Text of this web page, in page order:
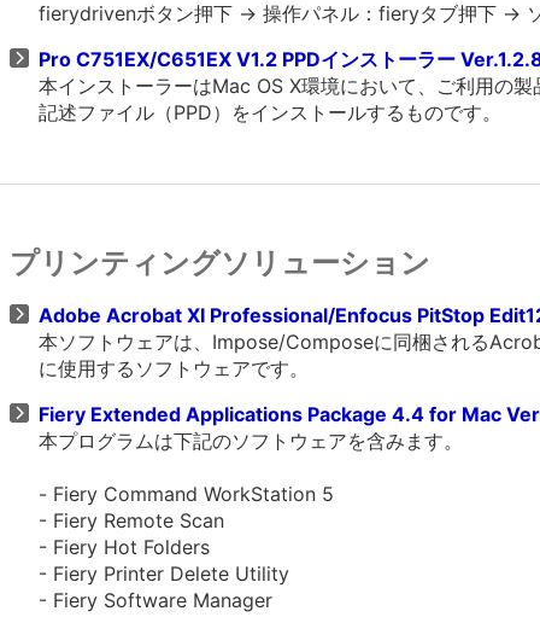
fierydrivenボタン押下 -> 操作パネル：fieryタブ押下 ->
Pro C751EX/C651EX V1.2 PPDインストーラー
本インストーラーはMac OS X環境において、ご利用の
記述ファイル（PPD）をインストールするものです。
プリンティングソリューション
Adobe Acrobat XI Professional/Enfocus PitStop
本ソフトウェアは、Impose/Composeに同梱される
に使用するソフトウェアです。
Fiery Extended Applications Package 4.4 for Mac
本プログラムは下記のソフトウェアを含みます。
- Fiery Command WorkStation 5
- Fiery Remote Scan
- Fiery Hot Folders
- Fiery Printer Delete Utility
- Fiery Software Manager